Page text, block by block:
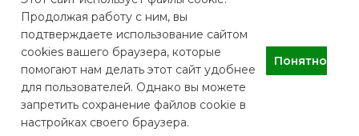
ГБУЗ РБ Стоматологическая поликлиника №2 г. Уфа
Продолжая работу с ним, вы
подтверждаете использование сайтом
cookies вашего браузера, которые
помогают нам делать этот сайт удобнее
для пользователей. Однако вы можете
запретить сохранение файлов cookie в
настройках своего браузера.
Понятно